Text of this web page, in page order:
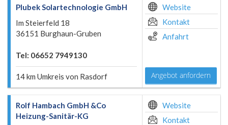
Plubek Solartechnologie GmbH
Im Steierfeld 18
36151 Burghaun-Gruben
Tel: 06652 7949130
14 km Umkreis von Rasdorf
Website
Kontakt
Anfahrt
Angebot anfordern
Rolf Hambach GmbH &Co
Heizung-Sanitär-KG
Website
Kontakt